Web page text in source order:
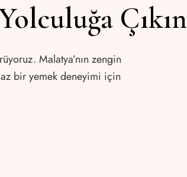
Çıkın
Malatya’nın zengin
bir yemek deneyimi için